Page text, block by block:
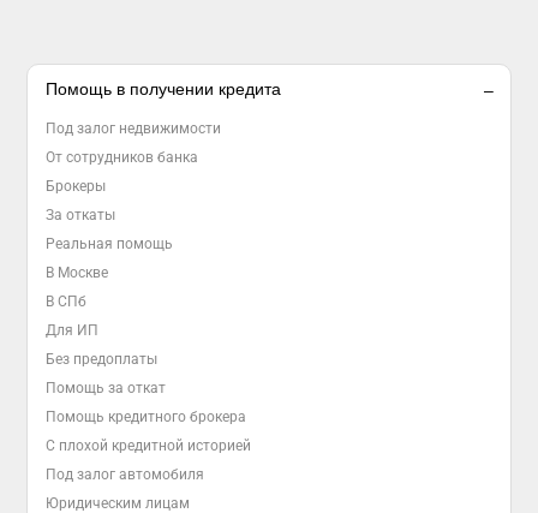
Помощь в получении кредита
Под залог недвижимости
От сотрудников банка
Брокеры
За откаты
Реальная помощь
В Москве
В СПб
Для ИП
Без предоплаты
Помощь за откат
Помощь кредитного брокера
С плохой кредитной историей
Под залог автомобиля
Юридическим лицам